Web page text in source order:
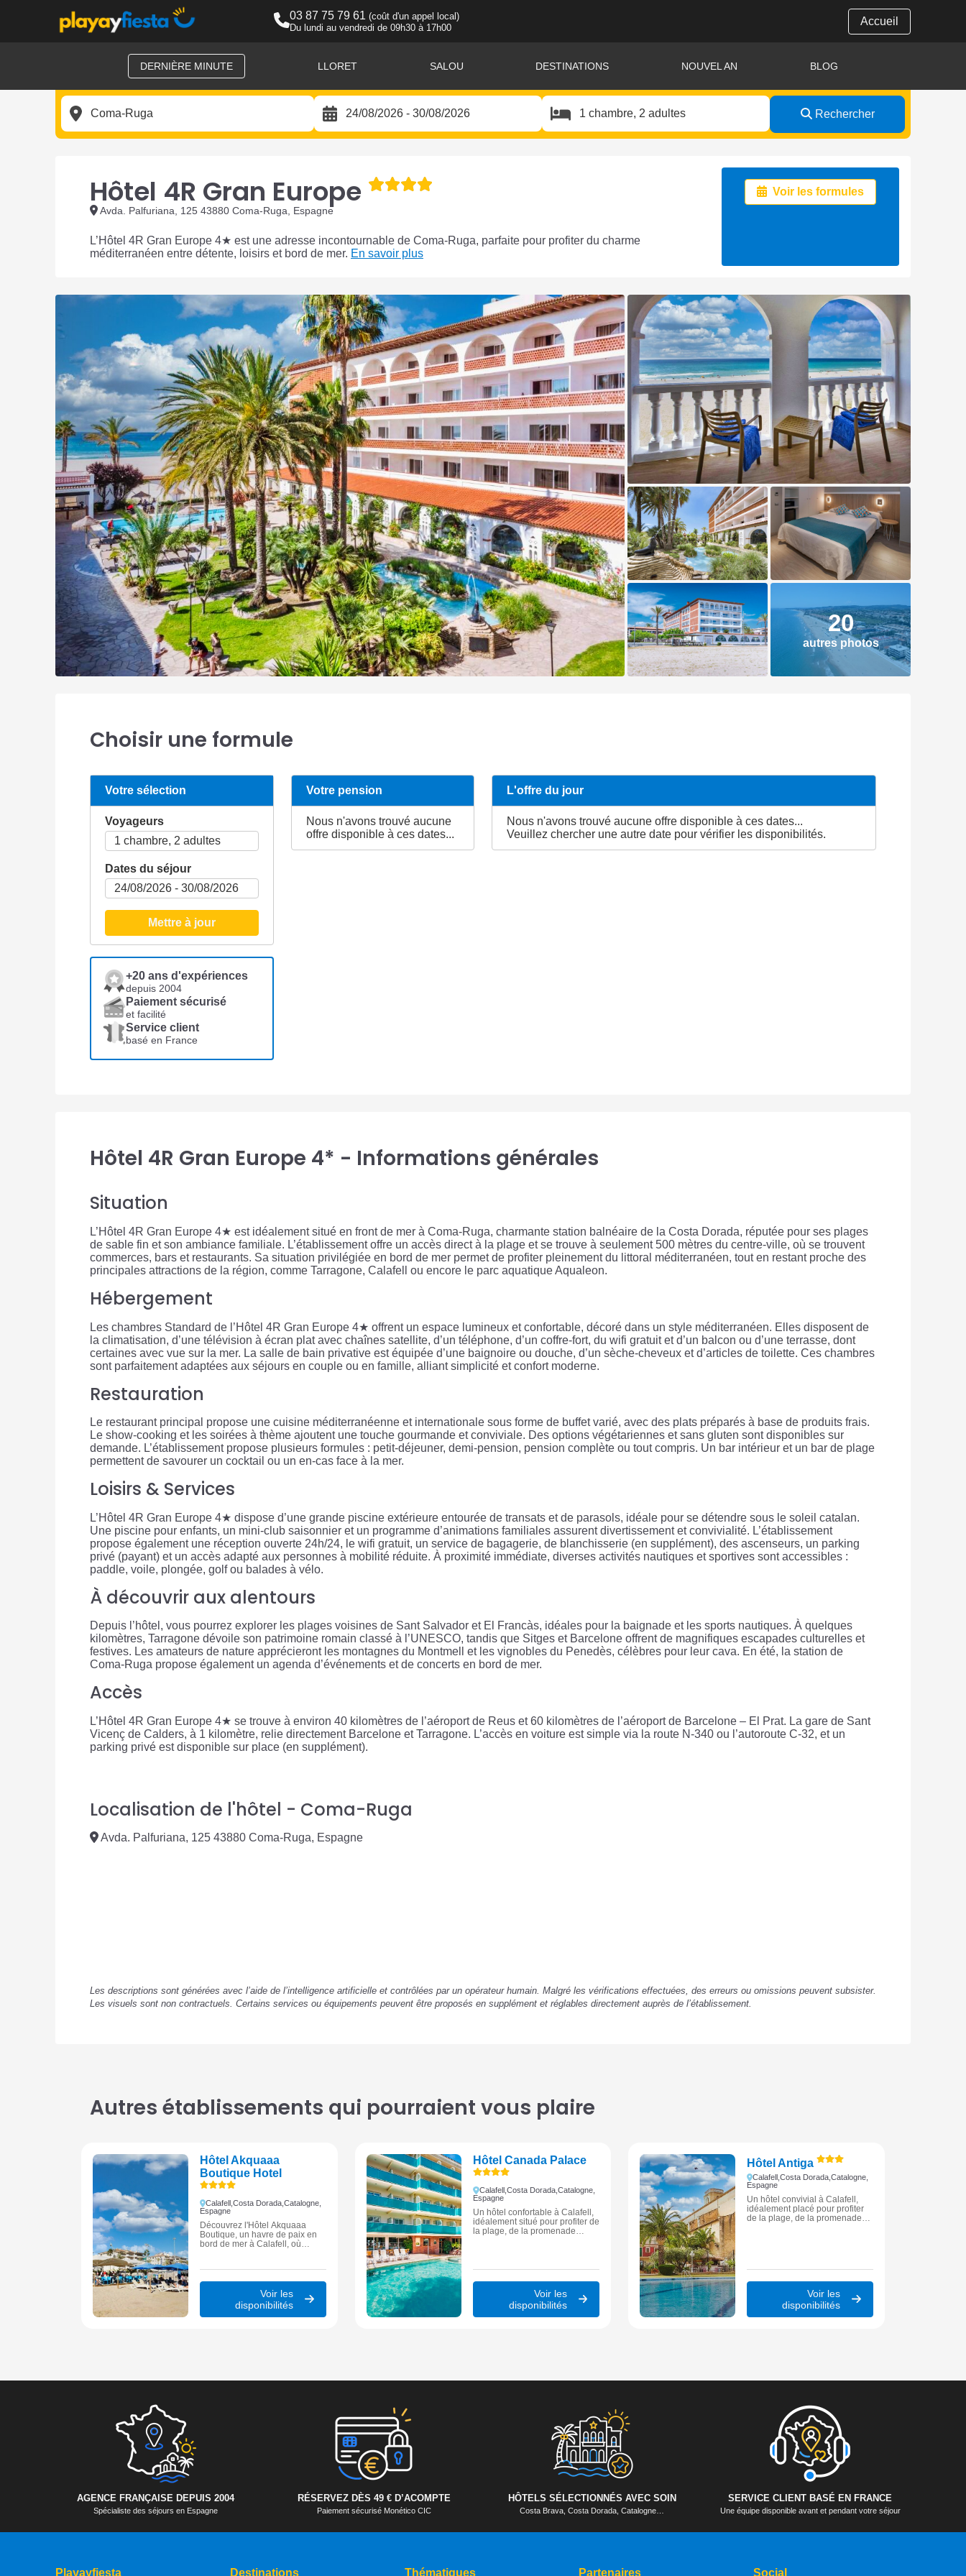
03 87 75 79 61 (coût d'un appel local)
Du lundi au vendredi de 09h30 à 17h00
Accueil
DERNIÈRE MINUTE LLORET SALOU DESTINATIONS NOUVEL AN BLOG
Rechercher
Hôtel 4R Gran Europe
Avda. Palfuriana, 125 43880 Coma-Ruga, Espagne
L’Hôtel 4R Gran Europe 4★ est une adresse incontournable de Coma-Ruga, parfaite pour profiter du charme
méditerranéen entre détente, loisirs et bord de mer. En savoir plus
Voir les formules
20
autres photos
Choisir une formule
Votre sélection
Voyageurs
Dates du séjour
Mettre à jour
+20 ans d'expériences
depuis 2004
Paiement sécurisé
et facilité
Service client
basé en France
Votre pension
Nous n'avons trouvé aucune
offre disponible à ces dates...
L'offre du jour
Nous n'avons trouvé aucune offre disponible à ces dates...
Veuillez chercher une autre date pour vérifier les disponibilités.
Hôtel 4R Gran Europe 4* - Informations générales
Situation
L’Hôtel 4R Gran Europe 4★ est idéalement situé en front de mer à Coma-Ruga, charmante station balnéaire de la Costa Dorada, réputée pour ses plages
de sable fin et son ambiance familiale. L’établissement offre un accès direct à la plage et se trouve à seulement 500 mètres du centre-ville, où se trouvent
commerces, bars et restaurants. Sa situation privilégiée en bord de mer permet de profiter pleinement du littoral méditerranéen, tout en restant proche des
principales attractions de la région, comme Tarragone, Calafell ou encore le parc aquatique Aqualeon.
Hébergement
Les chambres Standard de l’Hôtel 4R Gran Europe 4★ offrent un espace lumineux et confortable, décoré dans un style méditerranéen. Elles disposent de
la climatisation, d’une télévision à écran plat avec chaînes satellite, d’un téléphone, d’un coffre-fort, du wifi gratuit et d’un balcon ou d’une terrasse, dont
certaines avec vue sur la mer. La salle de bain privative est équipée d’une baignoire ou douche, d’un sèche-cheveux et d’articles de toilette. Ces chambres
sont parfaitement adaptées aux séjours en couple ou en famille, alliant simplicité et confort moderne.
Restauration
Le restaurant principal propose une cuisine méditerranéenne et internationale sous forme de buffet varié, avec des plats préparés à base de produits frais.
Le show-cooking et les soirées à thème ajoutent une touche gourmande et conviviale. Des options végétariennes et sans gluten sont disponibles sur
demande. L’établissement propose plusieurs formules : petit-déjeuner, demi-pension, pension complète ou tout compris. Un bar intérieur et un bar de plage
permettent de savourer un cocktail ou un en-cas face à la mer.
Loisirs & Services
L’Hôtel 4R Gran Europe 4★ dispose d’une grande piscine extérieure entourée de transats et de parasols, idéale pour se détendre sous le soleil catalan.
Une piscine pour enfants, un mini-club saisonnier et un programme d’animations familiales assurent divertissement et convivialité. L’établissement
propose également une réception ouverte 24h/24, le wifi gratuit, un service de bagagerie, de blanchisserie (en supplément), des ascenseurs, un parking
privé (payant) et un accès adapté aux personnes à mobilité réduite. À proximité immédiate, diverses activités nautiques et sportives sont accessibles :
paddle, voile, plongée, golf ou balades à vélo.
À découvrir aux alentours
Depuis l’hôtel, vous pourrez explorer les plages voisines de Sant Salvador et El Francàs, idéales pour la baignade et les sports nautiques. À quelques
kilomètres, Tarragone dévoile son patrimoine romain classé à l’UNESCO, tandis que Sitges et Barcelone offrent de magnifiques escapades culturelles et
festives. Les amateurs de nature apprécieront les montagnes du Montmell et les vignobles du Penedès, célèbres pour leur cava. En été, la station de
Coma-Ruga propose également un agenda d’événements et de concerts en bord de mer.
Accès
L’Hôtel 4R Gran Europe 4★ se trouve à environ 40 kilomètres de l’aéroport de Reus et 60 kilomètres de l’aéroport de Barcelone – El Prat. La gare de Sant
Vicenç de Calders, à 1 kilomètre, relie directement Barcelone et Tarragone. L’accès en voiture est simple via la route N-340 ou l’autoroute C-32, et un
parking privé est disponible sur place (en supplément).
Localisation de l'hôtel - Coma-Ruga
Avda. Palfuriana, 125 43880 Coma-Ruga, Espagne
Les descriptions sont générées avec l’aide de l’intelligence artificielle et contrôlées par un opérateur humain. Malgré les vérifications effectuées, des erreurs ou omissions peuvent subsister.
Les visuels sont non contractuels. Certains services ou équipements peuvent être proposés en supplément et réglables directement auprès de l’établissement.
Autres établissements qui pourraient vous plaire
Hôtel Akquaaa
Boutique Hotel
Calafell, Costa Dorada, Catalogne,
Espagne
Découvrez l'Hôtel Akquaaa
Boutique, un havre de paix en
bord de mer à Calafell, où
Voir les
disponibilités
Hôtel Canada Palace
Calafell, Costa Dorada, Catalogne,
Espagne
Un hôtel confortable à Calafell,
idéalement situé pour profiter de
la plage, de la promenade
Voir les
disponibilités
Hôtel Antiga
Calafell,Costa Dorada,Catalogne,
Espagne
Un hôtel convivial à Calafell,
idéalement placé pour profiter
de la plage, de la promenade
Voir les
disponibilités
AGENCE FRANÇAISE DEPUIS 2004
Spécialiste des séjours en Espagne
RÉSERVEZ DÈS 49 € D’ACOMPTE
Paiement sécurisé Monético CIC
HÔTELS SÉLECTIONNÉS AVEC SOIN
Costa Brava, Costa Dorada, Catalogne…
SERVICE CLIENT BASÉ EN FRANCE
Une équipe disponible avant et pendant votre séjour
Playayfiesta Destinations Thématiques Partenaires Social